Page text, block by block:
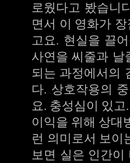
로웠다고 봤습니
면서 이 영화가
고요. 현실을 끌
사연을 씨줄과 날
되는 과정에서의
다. 상호작용의
요. 충성심이 있
이익을 위해 상대
런 의미로서 보이
보면 실은 인간이